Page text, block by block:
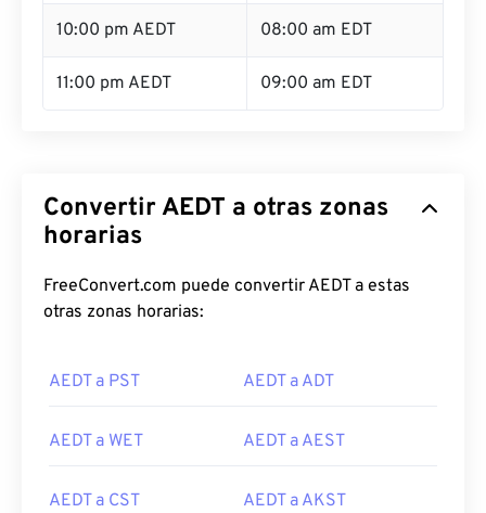
10:00 pm AEDT 08:00 am EDT
11:00 pm AEDT 09:00 am EDT
Convertir AEDT a otras zonas
horarias
FreeConvert.com puede convertir AEDT a estas
otras zonas horarias:
AEDT a PST AEDT a ADT
AEDT a WET AEDT a AEST
AEDT a CST AEDT a AKST